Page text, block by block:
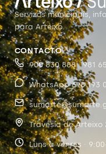
Servizos municipais,
para Arteixo.
CONTACTO
900 830 888 · 981
WhatsApp 698 193
Travesía de Arteixo
Luns a venres ·